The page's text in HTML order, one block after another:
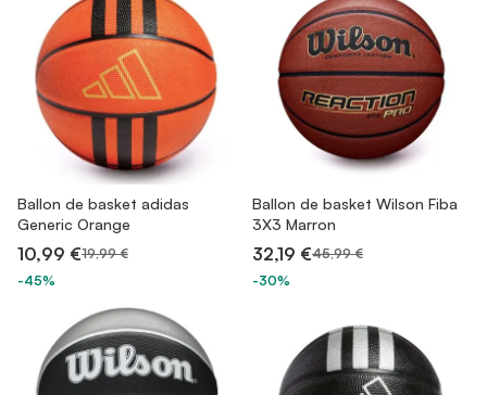
Ballon de basket adidas
Generic Orange
10,99 €19,99 €
-45%
Ballon de basket Wilson Fiba
3X3 Marron
32,19 €45,99 €
-30%